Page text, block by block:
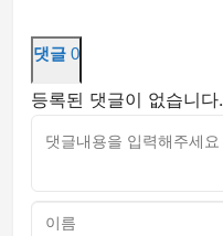
댓글 0
등록된 댓글이 없습니다.